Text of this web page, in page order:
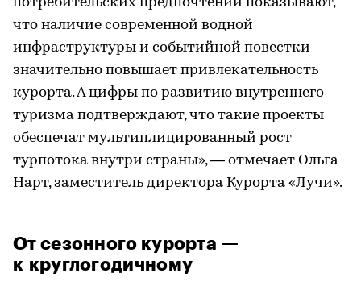
потребительских предпочтений показывают,
что наличие современной водной
инфраструктуры и событийной повестки
значительно повышает привлекательность
курорта. А цифры по развитию внутреннего
туризма подтверждают, что такие проекты
обеспечат мультиплицированный рост
турпотока внутри страны», — отмечает Ольга
Нарт, заместитель директора Курорта «Лучи».
От сезонного курорта —
к круглогодичному